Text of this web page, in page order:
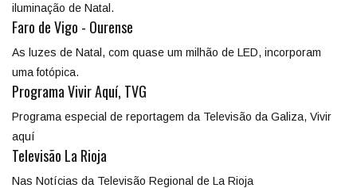
iluminação de Natal.
Faro de Vigo - Ourense
As luzes de Natal, com quase um milhão de LED, incorporam
uma fotópica.
Programa Vivir Aquí, TVG
Programa especial de reportagem da Televisão da Galiza, Vivir
aquí
Televisão La Rioja
Nas Notícias da Televisão Regional de La Rioja